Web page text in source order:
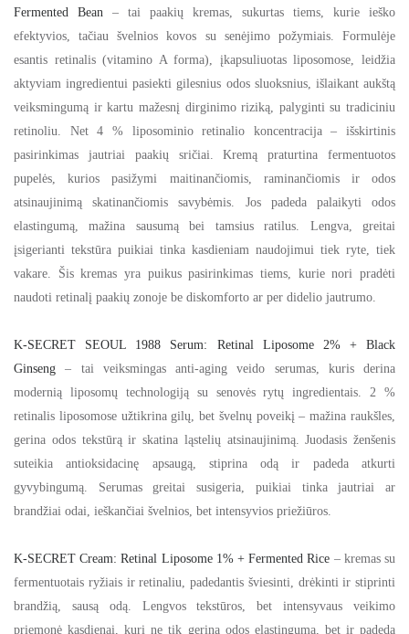
Fermented Bean – tai paakių kremas, sukurtas tiems, kurie ieško
efektyvios, tačiau švelnios kovos su senėjimo požymiais. Formulėje
esantis retinalis (vitamino A forma), įkapsuliuotas liposomose, leidžia
aktyviam ingredientui pasiekti gilesnius odos sluoksnius, išlaikant aukštą
veiksmingumą ir kartu mažesnį dirginimo riziką, palyginti su tradiciniu
retinoliu. Net 4 % liposominio retinalio koncentracija – išskirtinis
pasirinkimas jautriai paakių sričiai.
Kremą praturtina fermentuotos
pupelės, kurios pasižymi maitinančiomis, raminančiomis ir odos
atsinaujinimą skatinančiomis savybėmis. Jos padeda palaikyti odos
elastingumą, mažina sausumą bei tamsius ratilus. Lengva, greitai
įsigerianti tekstūra puikiai tinka kasdieniam naudojimui tiek ryte, tiek
vakare. Šis kremas yra puikus pasirinkimas tiems, kurie nori pradėti
naudoti retinalį paakių zonoje be diskomforto ar per didelio jautrumo.
K-SECRET SEOUL 1988 Serum: Retinal Liposome 2% + Black
Ginseng – tai veiksmingas anti-aging veido serumas, kuris derina
modernią liposomų technologiją su senovės rytų ingredientais. 2 %
retinalis liposomose užtikrina gilų, bet švelnų poveikį – mažina raukšles,
gerina odos tekstūrą ir skatina ląstelių atsinaujinimą. Juodasis ženšenis
suteikia antioksidacinę apsaugą, stiprina odą ir padeda atkurti
gyvybingumą. Serumas greitai susigeria, puikiai tinka jautriai ar
brandžiai odai, ieškančiai švelnios, bet intensyvios priežiūros.
K-SECRET Cream: Retinal Liposome 1% + Fermented Rice – kremas su
fermentuotais ryžiais ir retinaliu, padedantis šviesinti, drėkinti ir stiprinti
brandžią, sausą odą. Lengvos tekstūros, bet intensyvaus veikimo
priemonė kasdienai, kuri ne tik gerina odos elastingumą, bet ir padeda